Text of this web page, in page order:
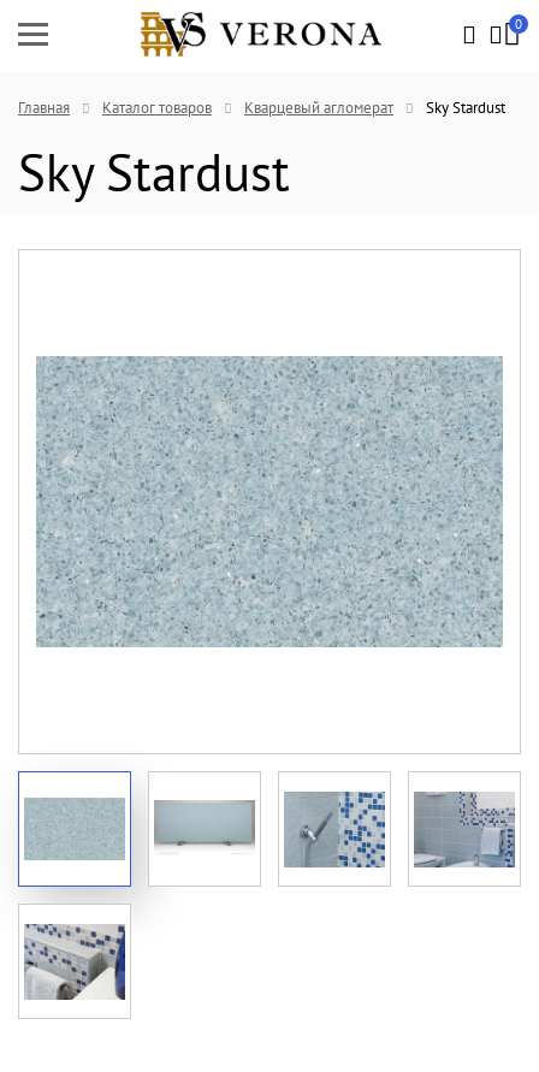
0
Главная Каталог товаров Кварцевый агломерат Sky Stardust
Sky Stardust